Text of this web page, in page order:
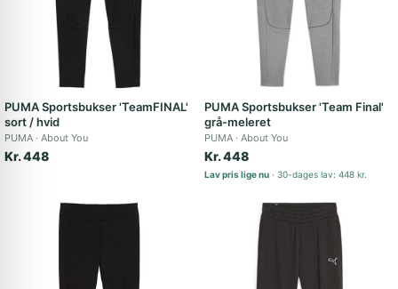
PUMA Sportsbukser 'TeamFINAL'
sort / hvid
PUMA About You
Kr. 448
PUMA Sportsbukser 'Team Final'
grå-meleret
PUMA About You
Kr. 448
Lav pris lige nu 30-dages lav: 448 kr.